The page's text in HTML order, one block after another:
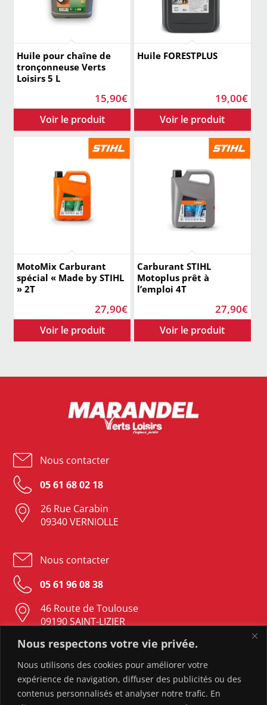
Nous respectons votre vie privée.
Nous utilisons des cookies pour améliorer votre
expérience de navigation, diffuser des publicités ou des
contenus personnalisés et analyser notre trafic. En
Huile pour chaîne de
tronçonneuse Verts
Loisirs 5 L
15,90€
Huile FORESTPLUS
19,00€
MotoMix Carburant
spécial « Made by STIHL
» 2T
27,90€
Carburant STIHL
Motoplus prêt à
l’emploi 4T
27,90€
Nous contacter
05 61 68 02 18
26 Rue Carabin
09340 VERNIOLLE
Nous contacter
05 61 96 08 38
46 Route de Toulouse
09190 SAINT-LIZIER
Nous contacter
05 61 05 23 37